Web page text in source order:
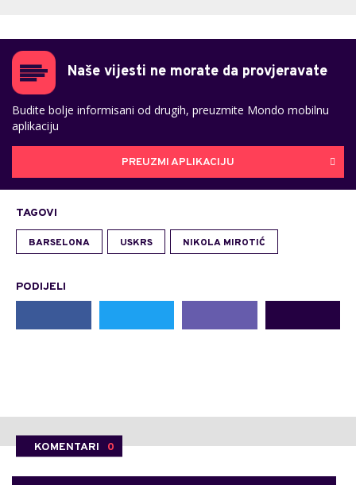
Naše vijesti ne morate da provjeravate
Budite bolje informisani od drugih, preuzmite Mondo mobilnu
aplikaciju
PREUZMI APLIKACIJU
TAGOVI
BARSELONA USKRS NIKOLA MIROTIĆ
PODIJELI
KOMENTARI 0